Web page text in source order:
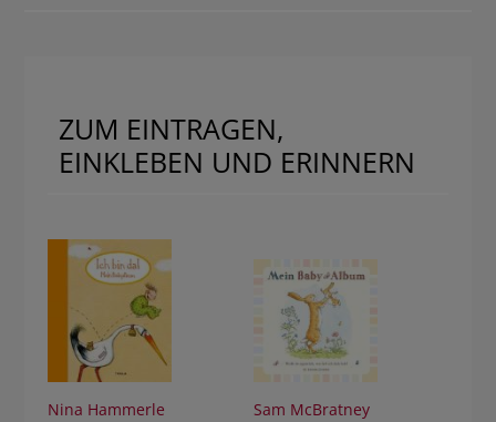
SCHULE & BÜRO
ZUM EINTRAGEN,
EINKLEBEN UND ERINNERN
Nina Hammerle Sam McBratney